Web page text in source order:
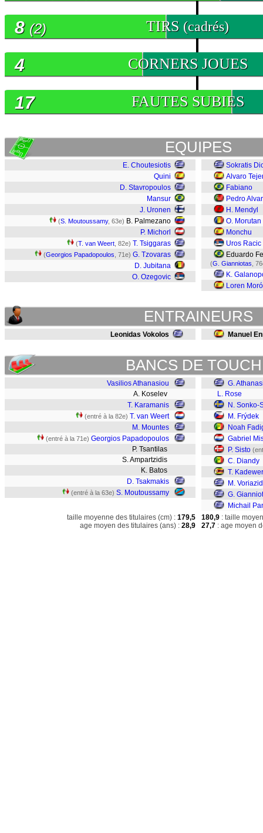
TIRS (cadrés)
8 (2)
CORNERS JOUES
4
FAUTES SUBIES
17
EQUIPES
E. Choutesiotis
Quini
D. Stavropoulos
Mansur
J. Uronen
(S. Moutoussamy, 63e) B. Palmezano
P. Michorl
(T. van Weert , 82e) T. Tsiggaras
(Georgios Papadopoulos , 71e) G. Tzovaras
D. Jubitana
O. Ozegovic
Sokratis
Alvaro
Fabiano
Pedro
H. Mendyl
O. Morutan
Monchu
Uros Racic
Eduardo
(G. Gianniotas ,
K.
Loren
ENTRAINEURS
Leonidas Vokolos Manuel
BANCS DE
Vasilios Athanasiou
A. Koselev
T. Karamanis
(entré à la 82e) T. van Weert
M. Mountes
(entré à la 71e) Georgios Papadopoulos
P. Tsantilas
S. Ampartzidis
K. Batos
D. Tsakmakis
(entré à la 63e) S. Moutoussamy
G.
L. Rose
N. Sonko-
M. Frýdek
Noah
Gabriel
P. Sisto
C. Diandy
T.
M.
G.
Michail
taille moyenne des titulaires (cm) : 179,5
age moyen des titulaires (ans) : 28,9
180,9 : taille
27,7 : age moyen